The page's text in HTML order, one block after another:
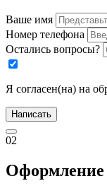
Ваше имя
Номер телефона
Остались вопросы?
Я согласен(на) на
Написать
02
Оформление